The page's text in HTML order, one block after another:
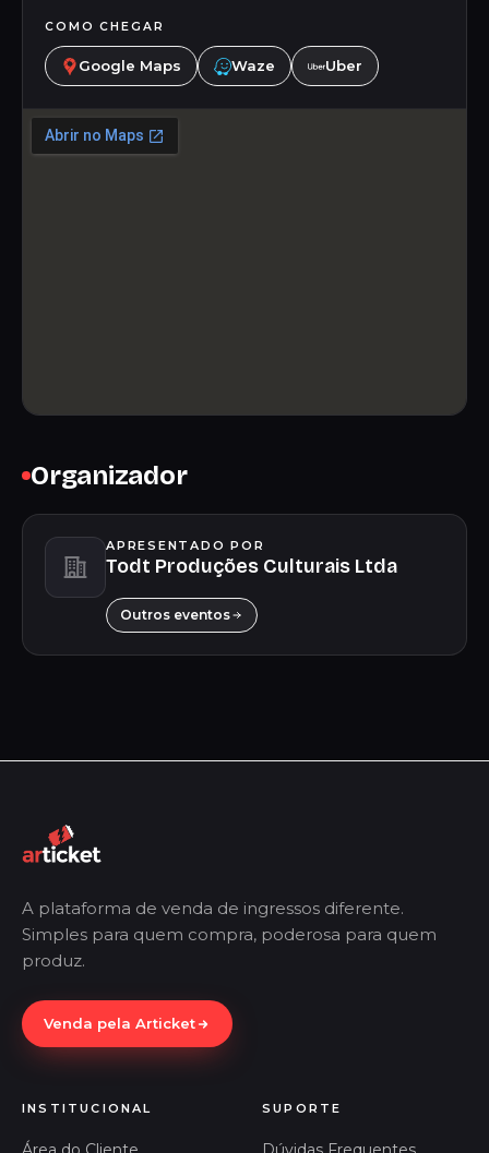
COMO CHEGAR
Google Maps Waze Uber
Organizador
APRESENTADO POR
Todt Produções Culturais Ltda
Outros eventos
A plataforma de venda de ingressos diferente.
Simples para quem compra, poderosa para quem
produz.
Venda pela Articket
INSTITUCIONAL SUPORTE